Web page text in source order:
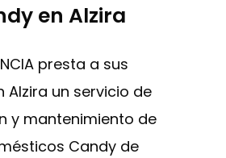
en Alzira
presta a sus
Alzira un servicio de
y mantenimiento de
Candy de